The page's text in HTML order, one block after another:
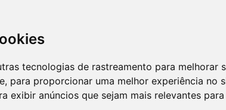
tecnologias de rastreamento para melhorar
, para proporcionar uma melhor experiência no
exibir anúncios que sejam mais relevantes